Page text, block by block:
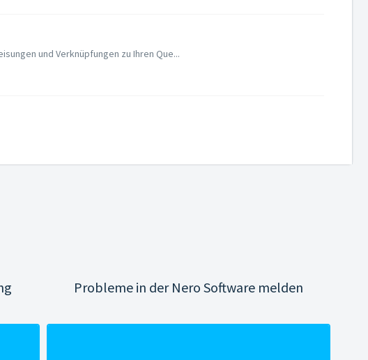
und Verknüpfungen zu Ihren Que...
Probleme in der Nero Software melden